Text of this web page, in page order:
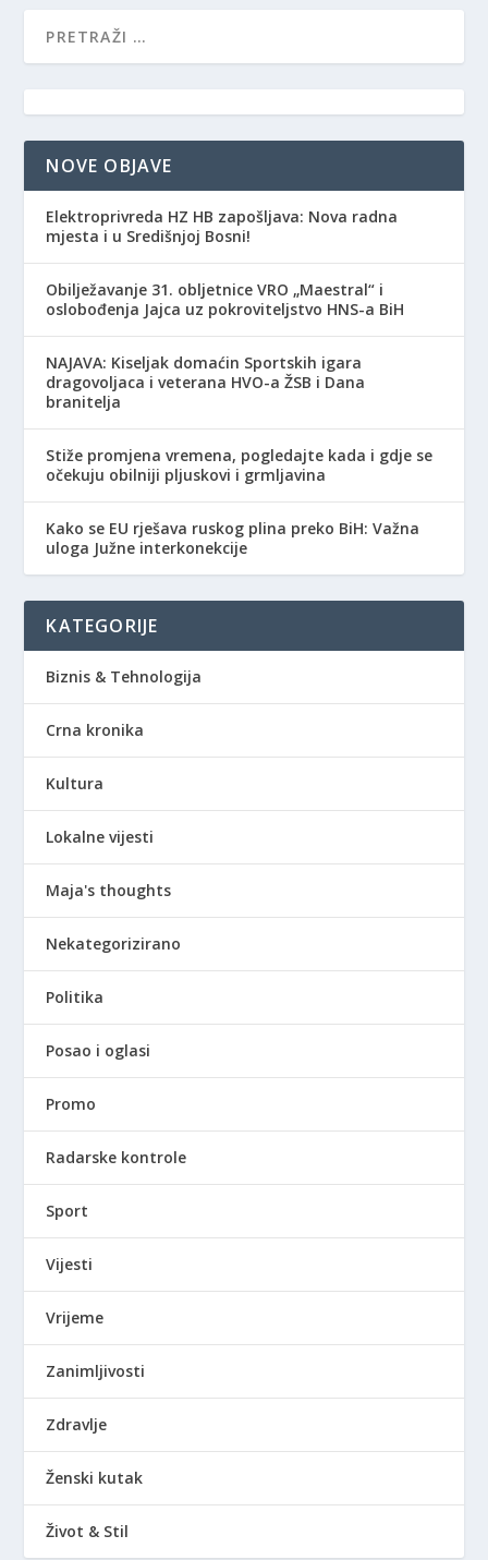
NOVE OBJAVE
Elektroprivreda HZ HB zapošljava: Nova radna
mjesta i u Središnjoj Bosni!
Obilježavanje 31. obljetnice VRO „Maestral“ i
oslobođenja Jajca uz pokroviteljstvo HNS-a BiH
NAJAVA: Kiseljak domaćin Sportskih igara
dragovoljaca i veterana HVO-a ŽSB i Dana
branitelja
Stiže promjena vremena, pogledajte kada i gdje se
očekuju obilniji pljuskovi i grmljavina
Kako se EU rješava ruskog plina preko BiH: Važna
uloga Južne interkonekcije
KATEGORIJE
Biznis & Tehnologija
Crna kronika
Kultura
Lokalne vijesti
Maja's thoughts
Nekategorizirano
Politika
Posao i oglasi
Promo
Radarske kontrole
Sport
Vijesti
Vrijeme
Zanimljivosti
Zdravlje
Ženski kutak
Život & Stil